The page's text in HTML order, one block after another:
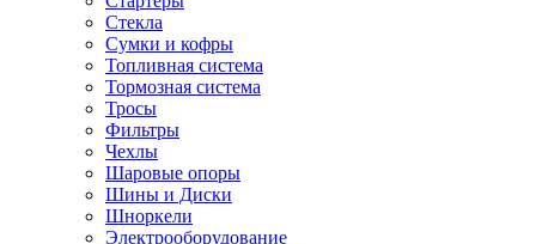
Стекла
Сумки и кофры
Топливная система
Тормозная система
Тросы
Фильтры
Чехлы
Шаровые опоры
Шины и Диски
Шноркели
Электрооборудование